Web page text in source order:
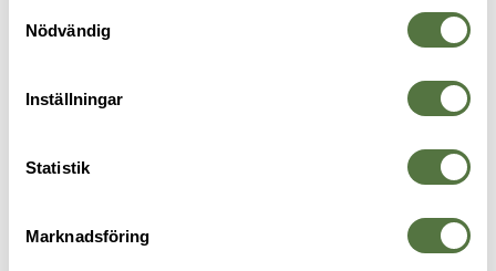
Nödvändig
Inställningar
Statistik
Marknadsföring